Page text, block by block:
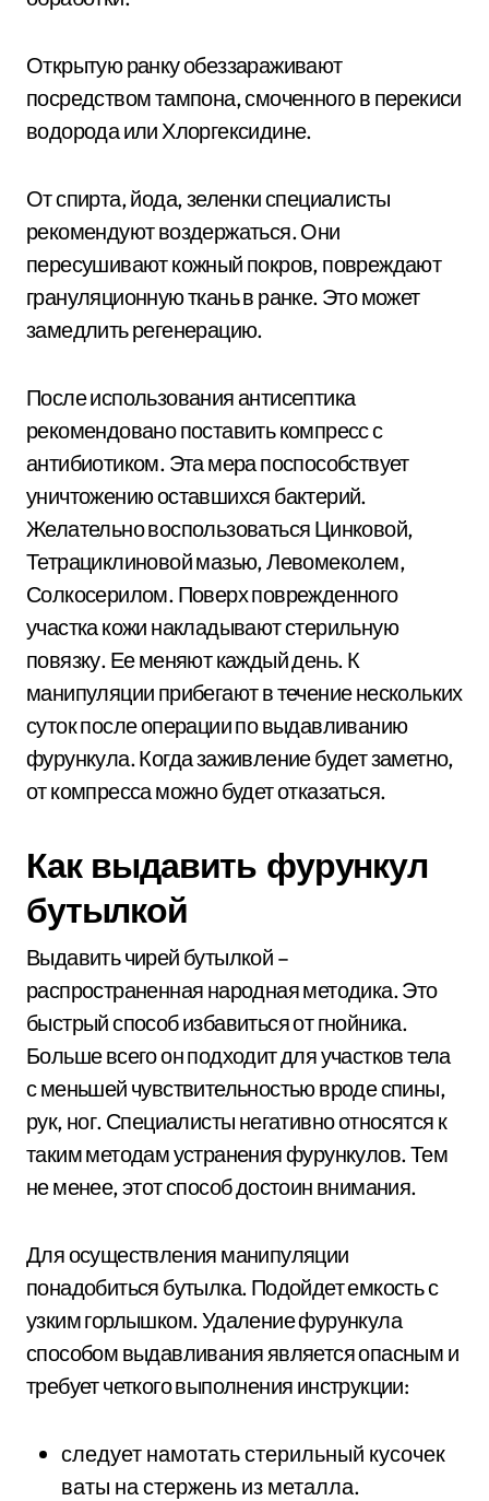
Открытую ранку обеззараживают
посредством тампона, смоченного в перекиси
водорода или Хлоргексидине.
От спирта, йода, зеленки специалисты
рекомендуют воздержаться. Они
пересушивают кожный покров, повреждают
грануляционную ткань в ранке. Это может
замедлить регенерацию.
После использования антисептика
рекомендовано поставить компресс с
антибиотиком. Эта мера поспособствует
уничтожению оставшихся бактерий.
Желательно воспользоваться Цинковой,
Тетрациклиновой мазью, Левомеколем,
Солкосерилом. Поверх поврежденного
участка кожи накладывают стерильную
повязку. Ее меняют каждый день. К
манипуляции прибегают в течение нескольких
суток после операции по выдавливанию
фурункула. Когда заживление будет заметно,
от компресса можно будет отказаться.
Как выдавить фурункул
бутылкой
Выдавить чирей бутылкой –
распространенная народная методика. Это
быстрый способ избавиться от гнойника.
Больше всего он подходит для участков тела
с меньшей чувствительностью вроде спины,
рук, ног. Специалисты негативно относятся к
таким методам устранения фурункулов. Тем
не менее, этот способ достоин внимания.
Для осуществления манипуляции
понадобиться бутылка. Подойдет емкость с
узким горлышком. Удаление фурункула
способом выдавливания является опасным и
требует четкого выполнения инструкции:
следует намотать стерильный кусочек
ваты на стержень из металла.